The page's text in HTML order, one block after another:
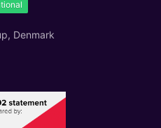
Denmark